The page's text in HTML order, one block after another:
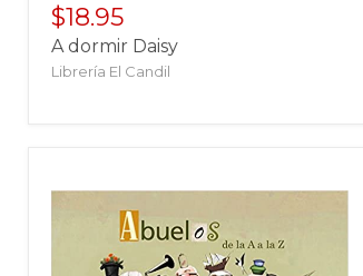
$18.95
A dormir Daisy
Librería El Candil